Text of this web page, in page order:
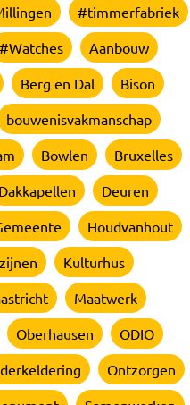
#timmerfabriek
#Watches
Aanbouw
Berg en Dal
Bison
bouwenisvakmanschap
Bowlen
Bruxelles
Dakkapellen
Deuren
Houdvanhout
Kulturhus
Maatwerk
Oberhausen
ODIO
Ontzorgen